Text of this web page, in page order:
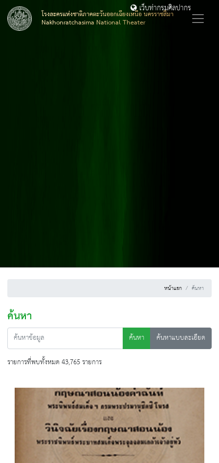
โรงละครแห่งชาติภาคตะวันออกเฉียงเหนือ นครราชสีมา
Nakhonratchasima National Theater
เว็บท่ากรมศิลปากร
หน้าแรก ค้นหา
ค้นหา
ค้นหา
ค้นหาแบบละเอียด
รายการที่พบทั้งหมด 43,765 รายการ